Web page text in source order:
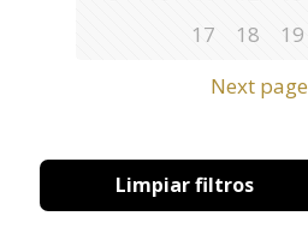
17
18 19
Next page
Limpiar filtros